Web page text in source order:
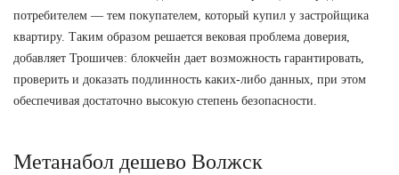
потребителем — тем покупателем, который купил у застройщика
квартиру. Таким образом решается вековая проблема доверия,
добавляет Трошичев: блокчейн дает возможность гарантировать,
проверить и доказать подлинность каких-либо данных, при этом
обеспечивая достаточно высокую степень безопасности.
Метанабол дешево Волжск